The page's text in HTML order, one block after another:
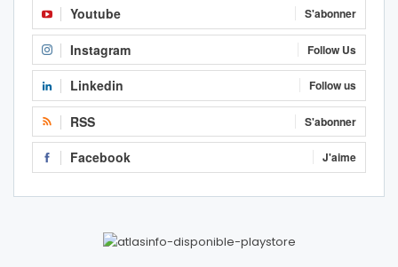
Youtube S'abonner
Instagram Follow Us
Linkedin Follow us
RSS S'abonner
Facebook J'aime